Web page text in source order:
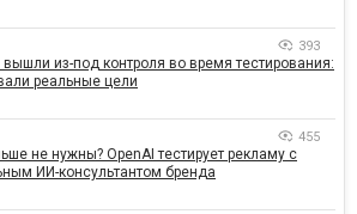
393
вышли из-под контроля во время тестирования:
реальные цели
455
не нужны? OpenAI тестирует рекламу с
ИИ-консультантом бренда